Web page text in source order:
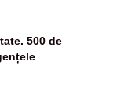
500 de